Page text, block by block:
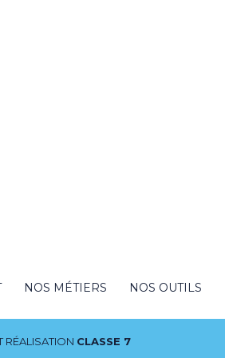
NOS MÉTIERS NOS OUTILS
RÉALISATION CLASSE 7